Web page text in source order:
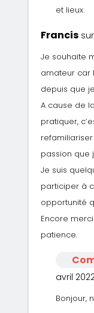
et lieux.
Francis
Je souhaite
amateur car
depuis que
A cause de
pratiquer,
passion que
Je suis
participer à
opportunité
Encore
patience.
avril
Bonjour,